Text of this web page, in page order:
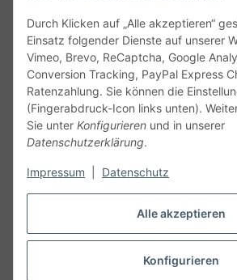
Alle akzeptieren
Konfigurieren
Durch Klicken auf „Alle akzeptieren“
Einsatz folgender Dienste auf unserer
Vimeo, Brevo, ReCaptcha, Google
Conversion Tracking, PayPal Express
Ratenzahlung. Sie können die
(Fingerabdruck-Icon links unten).
Sie unter Konfigurieren und in unserer
Datenschutzerklärung.
Impressum Datenschutz
Service
Gesetzliche Informationen
Angaben vorbehalten. Wenn Sie
technische Eigenschaften benötigen,
unseren Kundenservice. Abbildungen